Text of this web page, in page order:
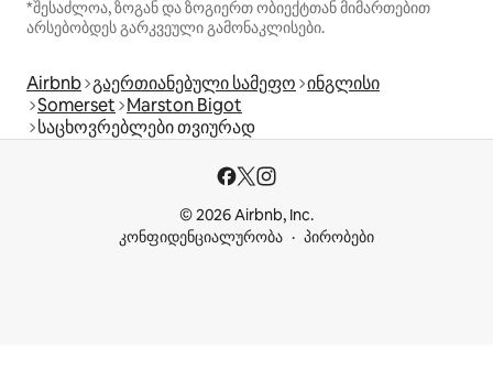
*შესაძლოა, ზოგან და ზოგიერთ ობიექტთან მიმართებით
არსებობდეს გარკვეული გამონაკლისები.
Airbnb გაერთიანებული სამეფო ინგლისი
Somerset Marston Bigot
საცხოვრებლები თვიურად
© 2026 Airbnb, Inc.
კონფიდენციალურობა
პირობები